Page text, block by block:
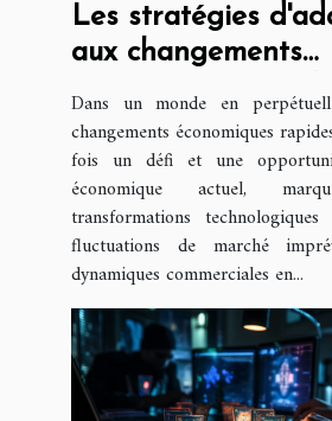
Les stratégies
aux changements
Dans un monde en
changements économiques
fois un défi et une
économique actuel,
transformations
fluctuations de marché
dynamiques commerciales en...